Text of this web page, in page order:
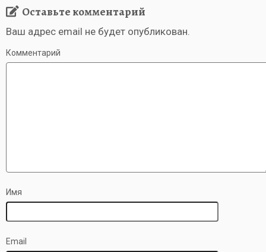
Оставьте комментарий
Ваш адрес email не будет опубликован.
Комментарий
Имя
Email